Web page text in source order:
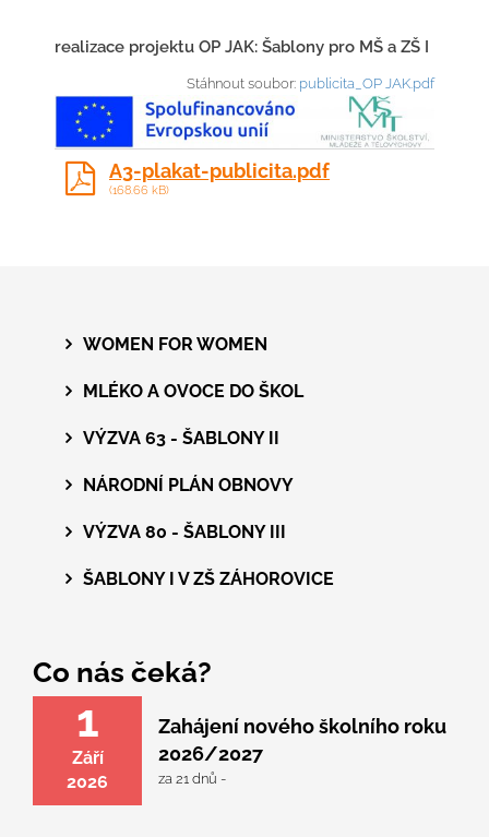
realizace projektu OP JAK: Šablony pro MŠ a ZŠ I
Stáhnout soubor: publicita_OP JAK.pdf
A3-plakat-publicita.pdf
(168.66 kB)
WOMEN FOR WOMEN
MLÉKO A OVOCE DO ŠKOL
VÝZVA 63 - ŠABLONY II
NÁRODNÍ PLÁN OBNOVY
VÝZVA 80 - ŠABLONY III
ŠABLONY I V ZŠ ZÁHOROVICE
Co nás čeká?
1
Září
2026
Zahájení nového školního roku
2026/2027
za 21 dnů -